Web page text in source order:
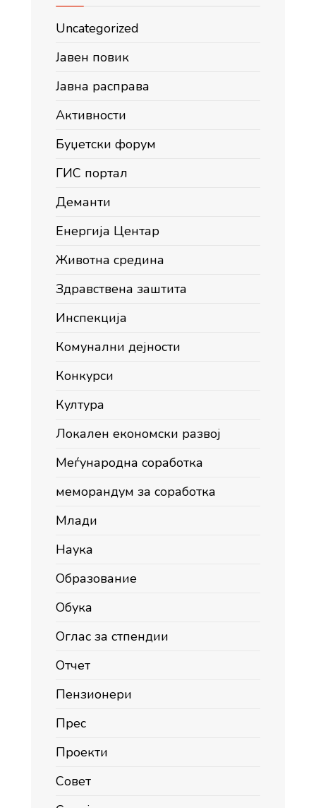
Uncategorized
Јавен повик
Јавна расправа
Активности
Буџетски форум
ГИС портал
Деманти
Енергија Центар
Животна средина
Здравствена заштита
Инспекција
Комунални дејности
Конкурси
Култура
Локален економски развој
Меѓународна соработка
меморандум за соработка
Млади
Наука
Образование
Обука
Оглас за стпендии
Отчет
Пензионери
Прес
Проекти
Совет